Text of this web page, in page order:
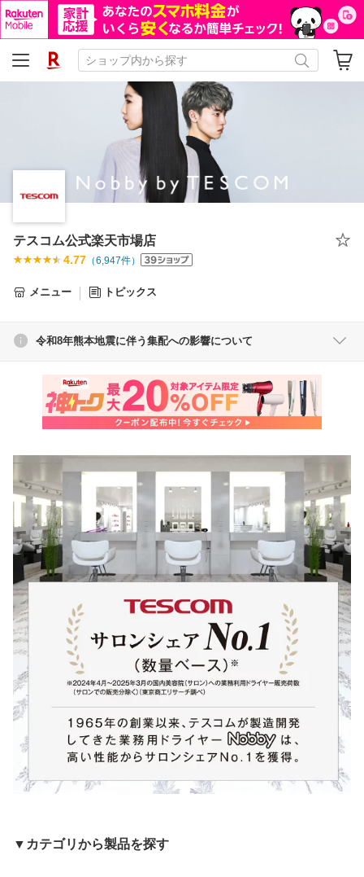
テスコム公式楽天市場店
4.77 （6,947件）
メニュー トピックス
令和8年熊本地震に伴う集配への影響について
▼カテゴリから製品を探す